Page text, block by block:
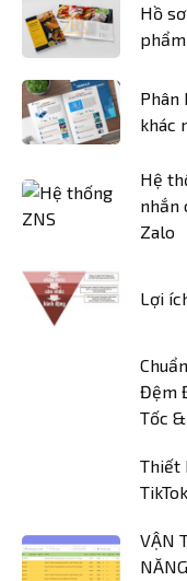
Hồ
Phân
khác
Hệ
nhắn
Zalo
Lợi
Đệm
Tốc
Thiết
TikTok
VẬN